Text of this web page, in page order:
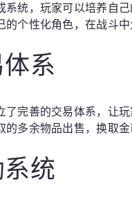
系统，玩家可以培养自
的个性化角色，在战斗
系
了完善的交易体系，让
的多余物品出售，换取
统